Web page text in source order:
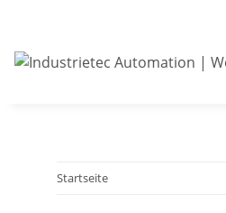
Startseite